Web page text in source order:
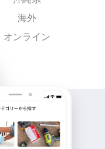
海外
オンライン